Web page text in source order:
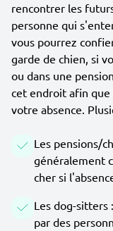
rencontrer les
personne qui
vous pourrez
garde de chien, si
ou dans une
cet endroit afin que
votre absence.
Les pensions/
généralement
cher si
Les dog-sitters
par des